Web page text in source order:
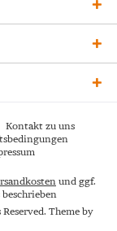
Kontakt zu uns
und ggf.
Theme by